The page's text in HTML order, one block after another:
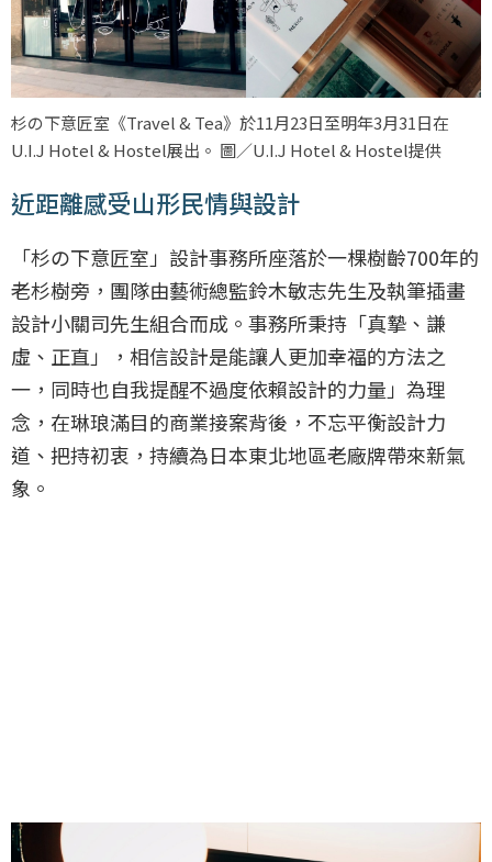
杉の下意匠室《Travel & Tea》於11月23日至明年3月31日在
U.I.J Hotel & Hostel展出。 圖／U.I.J Hotel & Hostel提供
近距離感受山形民情與設計
「杉の下意匠室」設計事務所座落於一棵樹齡700年的
老杉樹旁，團隊由藝術總監鈴木敏志先生及執筆插畫
設計小關司先生組合而成。事務所秉持「真摯、謙
虛、正直」，相信設計是能讓人更加幸福的方法之
一，同時也自我提醒不過度依賴設計的力量」為理
念，在琳琅滿目的商業接案背後，不忘平衡設計力
道、把持初衷，持續為日本東北地區老廠牌帶來新氣
象。